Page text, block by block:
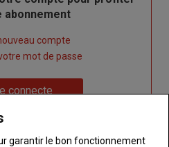
abonnement
compte
mot de passe
connecte
garantir le bon fonctionnement